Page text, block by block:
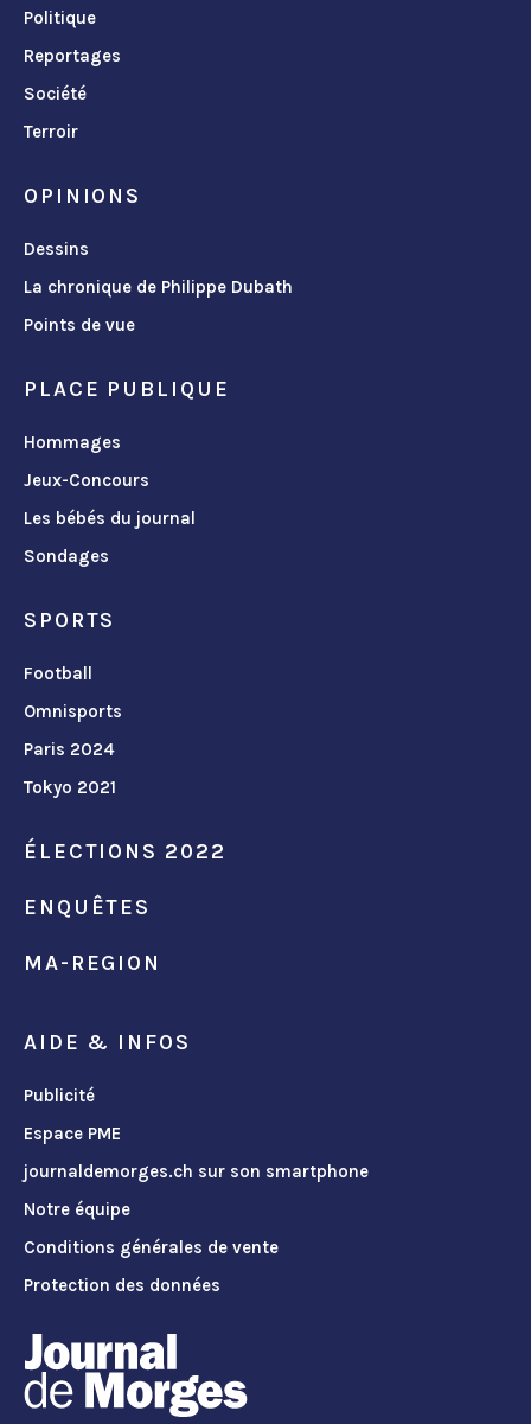
Politique
Reportages
Société
Terroir
OPINIONS
Dessins
La chronique de Philippe Dubath
Points de vue
PLACE PUBLIQUE
Hommages
Jeux-Concours
Les bébés du journal
Sondages
SPORTS
Football
Omnisports
Paris 2024
Tokyo 2021
ÉLECTIONS 2022
ENQUÊTES
MA-REGION
AIDE & INFOS
Publicité
Espace PME
journaldemorges.ch sur son smartphone
Notre équipe
Conditions générales de vente
Protection des données